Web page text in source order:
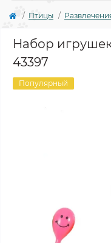
Птицы
Набор
43397
Популярный